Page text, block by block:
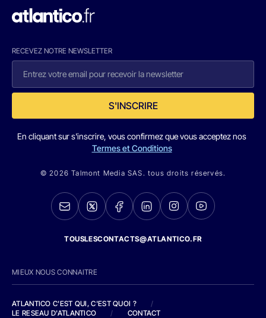
RECEVEZ NOTRE NEWSLETTER
S'INSCRIRE
En cliquant sur s'inscrire, vous confirmez que vous acceptez nos
Termes et Conditions
© 2026 Talmont Media SAS. tous droits réservés.
TOUSLESCONTACTS@ATLANTICO.FR
MIEUX NOUS CONNAITRE
ATLANTICO C'EST QUI, C'EST QUOI ?
/
LE RESEAU D'ATLANTICO
/ CONTACT